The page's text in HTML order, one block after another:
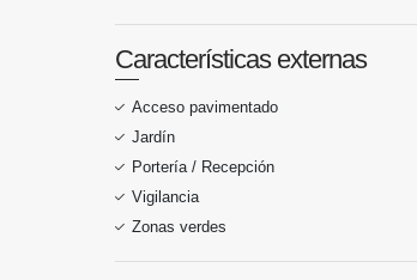
Características externas
Acceso pavimentado
Jardín
Portería / Recepción
Vigilancia
Zonas verdes